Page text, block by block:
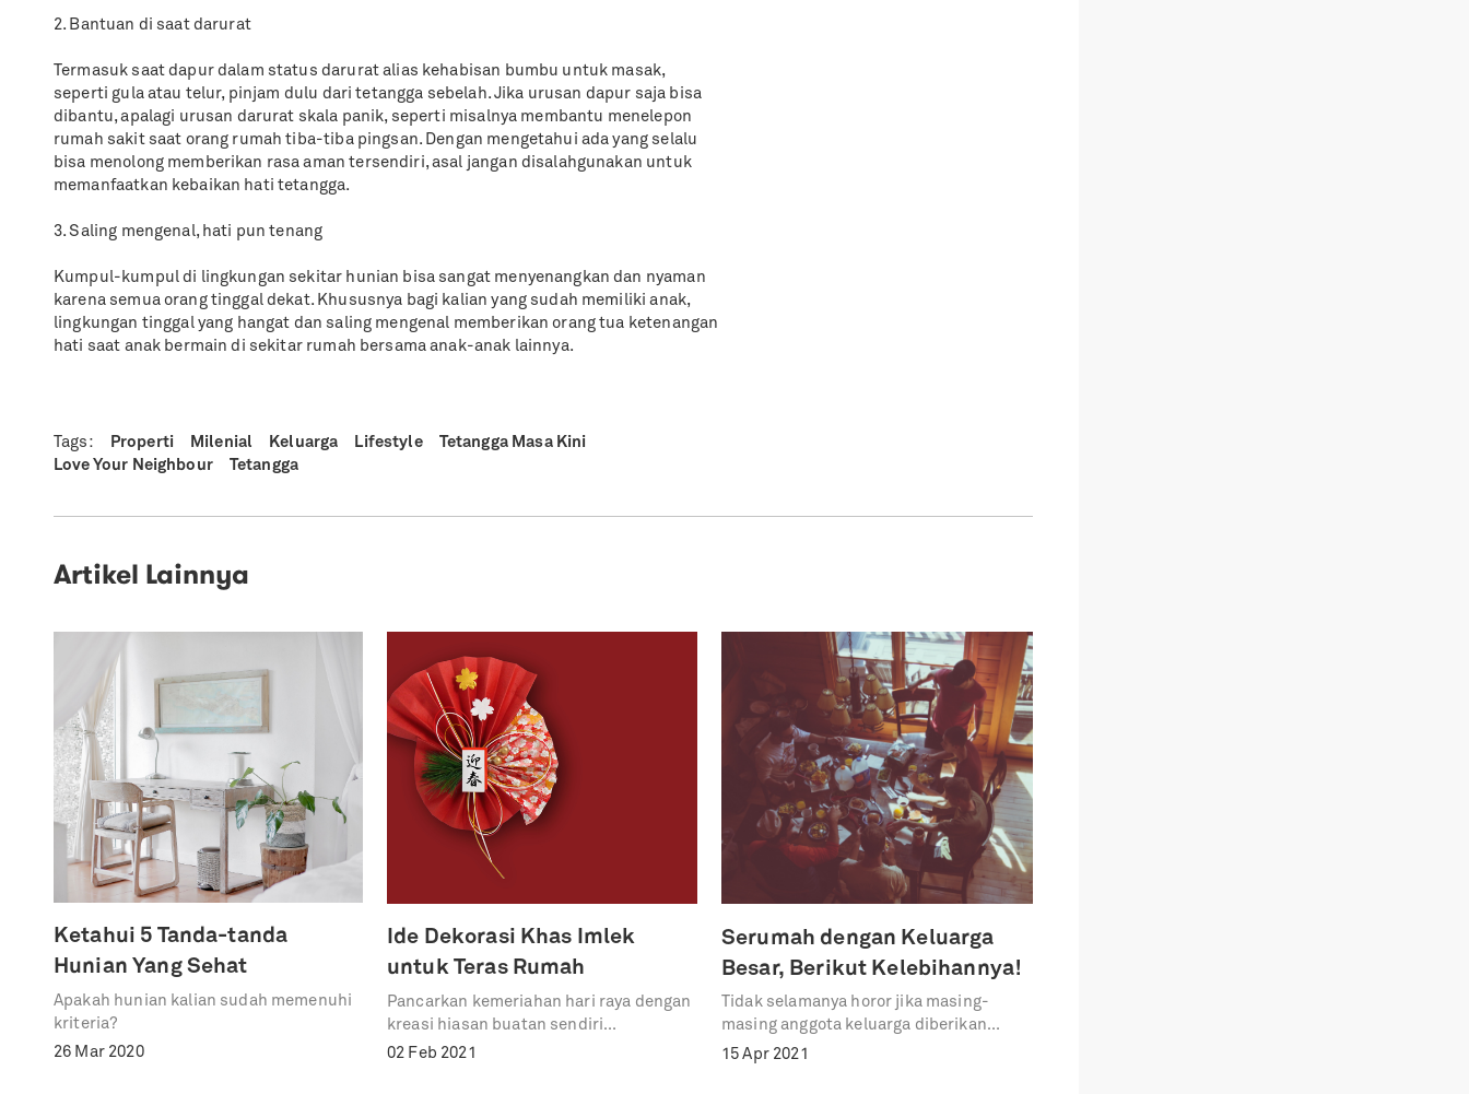
2. Bantuan di saat darurat
Termasuk saat dapur dalam status darurat alias kehabisan bumbu untuk masak,
seperti gula atau telur, pinjam dulu dari tetangga sebelah. Jika urusan dapur saja bisa
dibantu, apalagi urusan darurat skala panik, seperti misalnya membantu menelepon
rumah sakit saat orang rumah tiba-tiba pingsan. Dengan mengetahui ada yang selalu
bisa menolong memberikan rasa aman tersendiri, asal jangan disalahgunakan untuk
memanfaatkan kebaikan hati tetangga.
3. Saling mengenal, hati pun tenang
Kumpul-kumpul di lingkungan sekitar hunian bisa sangat menyenangkan dan nyaman
karena semua orang tinggal dekat. Khususnya bagi kalian yang sudah memiliki anak,
lingkungan tinggal yang hangat dan saling mengenal memberikan orang tua ketenangan
hati saat anak bermain di sekitar rumah bersama anak-anak lainnya.
Tags: Properti Milenial Keluarga Lifestyle
Tetangga Masa Kini
Love Your Neighbour
Tetangga
Artikel Lainnya
Ketahui 5 Tanda-tanda
Hunian Yang Sehat
Apakah hunian kalian sudah memenuhi
kriteria?
26 Mar 2020
Ide Dekorasi Khas Imlek
untuk Teras Rumah
Pancarkan kemeriahan hari raya dengan
kreasi hiasan buatan sendiri
02 Feb 2021
Serumah dengan Keluarga
Besar, Berikut Kelebihannya!
Tidak selamanya horor jika masing-
masing anggota keluarga diberikan
“ruang”
15 Apr 2021